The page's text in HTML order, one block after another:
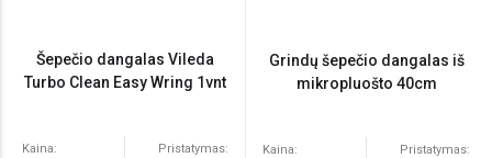
Šepečio dangalas Vileda
Turbo Clean Easy Wring 1vnt
Kaina: Pristatymas:
Grindų šepečio dangalas iš
mikropluošto 40cm
Kaina: Pristatymas: